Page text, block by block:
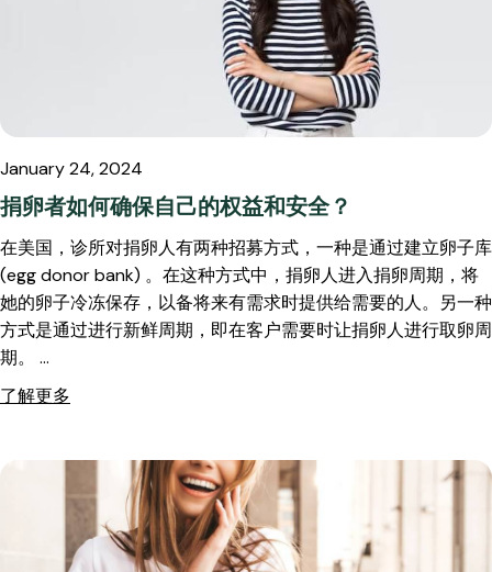
January 24, 2024
捐卵者如何确保自己的权益和安全？
在美国，诊所对捐卵人有两种招募方式，一种是通过建立卵子库
(egg donor bank) 。在这种方式中，捐卵人进入捐卵周期，将
她的卵子冷冻保存，以备将来有需求时提供给需要的人。另一种
方式是通过进行新鲜周期，即在客户需要时让捐卵人进行取卵周
期。 …
了解更多